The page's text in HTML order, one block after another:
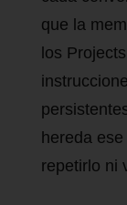
que la
los
hereda
repetirlo ni